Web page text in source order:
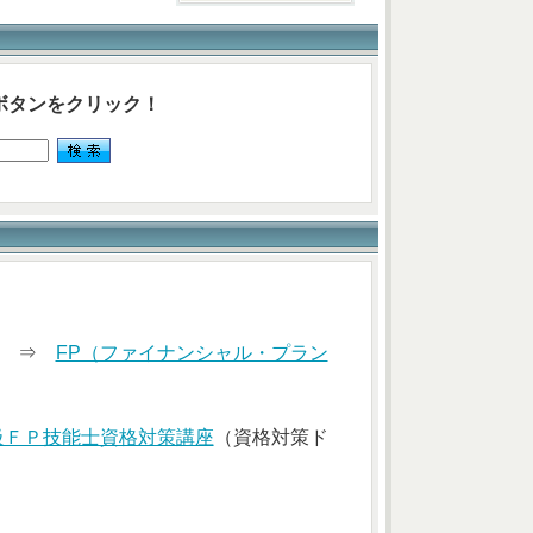
タンをクリック！
） ⇒ FP（ファイナンシャル・プラン
ＦＰ技能士資格対策講座 （資格対策ド